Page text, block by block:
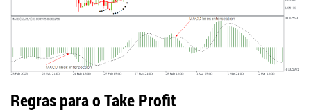
Regras para o Take Profit